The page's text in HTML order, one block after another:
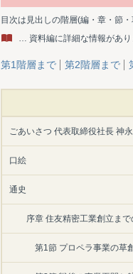
目次は見出しの階層(編・章・節
… 資料編に詳細な情報があり
第1階層まで 第2階層まで
ごあいさつ 代表取締役社長 神
口絵
通史
序章 住友精密工業創立まで
第1節 プロペラ事業の草